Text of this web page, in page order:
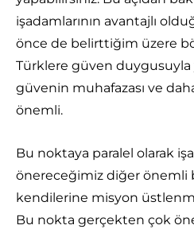
işadamlarının avantajlı
önce de belirttiğim üzere
Türklere güven duygusuyla
güvenin muhafazası ve
önemli.
Bu noktaya paralel olarak
önereceğimiz diğer önemli
kendilerine misyon
Bu nokta gerçekten çok